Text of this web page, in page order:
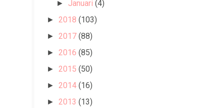
► Januari (4)
► 2018 (103)
► 2017 (88)
► 2016 (85)
► 2015 (50)
► 2014 (16)
► 2013 (13)